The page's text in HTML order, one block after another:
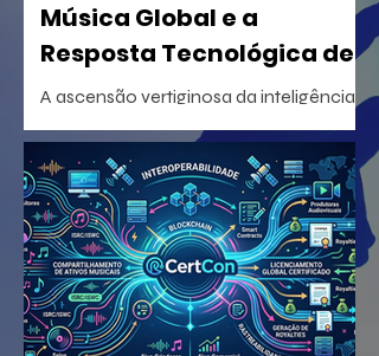
Música Global e a
Resposta Tecnológica de
Certificação
A ascensão vertiginosa da inteligência
artificial generativa na criação musical
desencadeou uma reorganização
estrutural sem precedentes na indústria
fonográfica mundial. Em um
movimento articulado, uma coalizão
formada pelas três major labels (Sony
Music, Universal Music Group e Warner
Music Group) e importantes gravadoras